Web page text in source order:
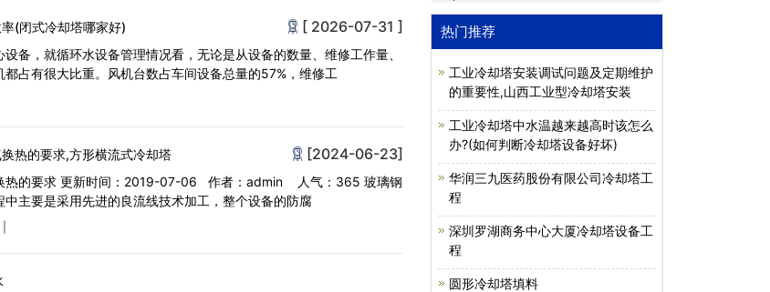
(闭式冷却塔哪家好) [ 2026-07-31 ]
备，就循环水设备管理情况看，无论是从设备的数量、维修工作量、
占有很大比重。风机台数占车间设备总量的57%，维修工
热的要求,方形横流式冷却塔 [2024-06-23]
的要求 更新时间：2019-07-06 作者：admin 人气：365 玻璃钢
主要是采用先进的良流线技术加工，整个设备的防腐
热门推荐
工业冷却塔安装调试问题及定期维护
的重要性,山西工业型冷却塔安装
工业冷却塔中水温越来越高时该怎么
办?(如何判断冷却塔设备好坏)
华润三九医药股份有限公司冷却塔工
程
深圳罗湖商务中心大厦冷却塔设备工
程
圆形冷却塔填料